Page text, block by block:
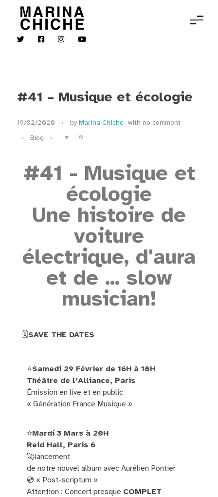
Violon
#41 – Musique et écologie
19/02/2020 by Marina Chiche with no comment
Blog
0
#41 - Musique et
écologie
Une histoire de
voiture
électrique, d'aura
et de ... slow
musician!
🗓SAVE THE DATES
⭐️Samedi 29 Février de 16H à 18H
Théâtre de l’Alliance, Paris
Émission en live et en public
« Génération France Musique »
⭐️Mardi 3 Mars à 20H
Reid Hall, Paris 6
🚀lancement
de notre nouvel album avec Aurélien Pontier
💿 « Post-scriptum »
Attention : Concert presque COMPLET